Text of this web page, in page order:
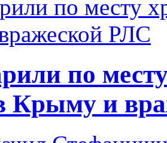
по
Крыму и